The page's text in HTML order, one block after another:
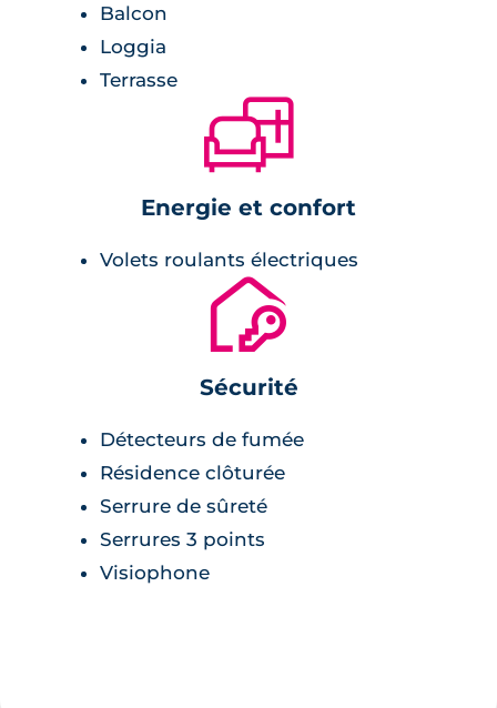
Balcon
Loggia
Terrasse
🛋
Energie et confort
Volets roulants électriques
🔐
Sécurité
Détecteurs de fumée
Résidence clôturée
Serrure de sûreté
Serrures 3 points
Visiophone